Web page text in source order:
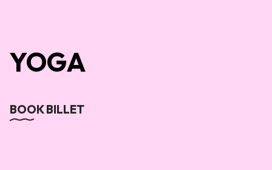
YOGA
BOOK BILLET